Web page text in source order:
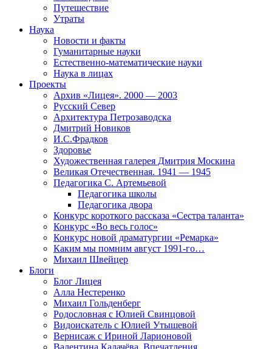
Путешествие
Утраты
Наука
Новости и факты
Гуманитарные науки
Естественно-математические науки
Наука в лицах
Проекты
Архив «Лицея». 2000 — 2003
Русский Север
Архитектура Петрозаводска
Дмитрий Новиков
И.С.Фрадков
Здоровье
Художественная галерея Дмитрия Москина
Великая Отечественная. 1941 — 1945
Педагогика С. Артемьевой
Педагогика школы
Педагогика двора
Конкурс короткого рассказа «Сестра таланта»
Конкурс «Во весь голос»
Конкурс новой драматургии «Ремарка»
Каким мы помним август 1991-го…
Михаил Швейцер
Блоги
Блог Лицея
Алла Нестеренко
Михаил Гольденберг
Родословная с Юлией Свинцовой
Видоискатель с Юлией Утышевой
Вернисаж с Ириной Ларионовой